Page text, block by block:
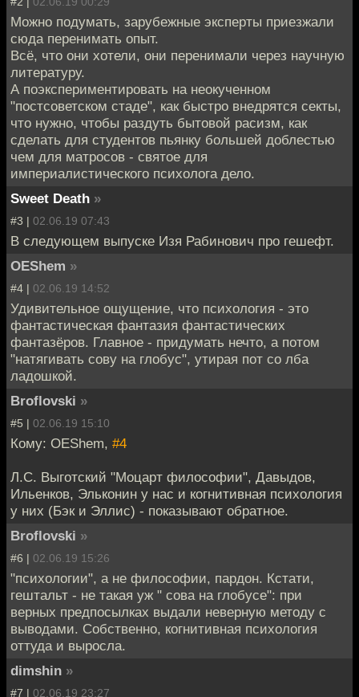
Можно подумать, зарубежные эксперты приезжали
сюда перенимать опыт.
Всё, что они хотели, они перенимали через научную
литературу.
А поэкспериментировать на неокученном
"постсоветском стаде", как быстро внедрятся секты,
что нужно, чтобы раздуть бытовой расизм, как
сделать для студентов пьянку большей доблестью
чем для матросов - святое для
империалистического психолога дело.
Sweet Death »
#3 | 02.06.19 07:43
В следующем выпуске Изя Рабинович про гешефт.
OEShem »
#4 | 02.06.19 14:52
Удивительное ощущение, что психология - это
фантастическая фантазия фантастических
фантазёров. Главное - придумать нечто, а потом
"натягивать сову на глобус", утирая пот со лба
ладошкой.
Broflovski »
#5 | 02.06.19 15:10
Кому: OEShem, #4
Л.С. Выготский "Моцарт философии", Давыдов,
Ильенков, Эльконин у нас и когнитивная психология
у них (Бэк и Эллис) - показывают обратное.
Broflovski »
#6 | 02.06.19 15:26
"психологии", а не философии, пардон. Кстати,
гештальт - не такая уж " сова на глобусе": при
верных предпосылках выдали неверную методу с
выводами. Собственно, когнитивная психология
оттуда и выросла.
dimshin »
#7 | 02.06.19 23:27